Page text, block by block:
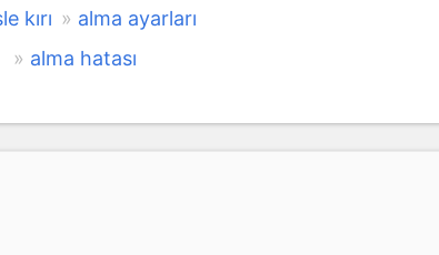
kırı
alma ayarları
alma hatası